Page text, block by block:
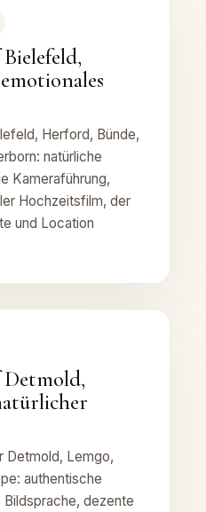
Herford, Bünde,
natürliche
Kameraführung,
Hochzeitsfilm, der
und Location
Detmold, Lemgo,
authentische
dezente